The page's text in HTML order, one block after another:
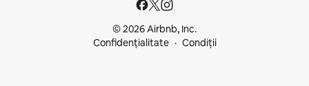
© 2026 Airbnb, Inc.
Confidențialitate
Condiții